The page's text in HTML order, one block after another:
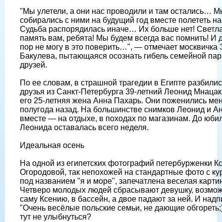
"Мы улетели, а они нас проводили и там остались…
собирались с ними на будущий год вместе полететь
Судьба распорядилась иначе… Их больше нет!
память вам, ребята! Мы будем всегда вас помнить! И
пор не могу в это поверить…", — отмечает москвичка
Бакулева, пытающаяся осознать гибель семейной
друзей.
По ее словам, в страшной трагедии в Египте
друзья из Санкт-Петербурга 39-летний Леонид
его 25-летняя жена Анна Пахарь. Они поженились
полугода назад. На большинстве снимков Леонид и
вместе — на отдыхе, в походах по магазинам. До
Леонида оставалась всего неделя.
Идеальная осень
На одной из египетских фотографий петербурженки
Огородовой, так непохожей на стандартные фото с
под названием "я и море", запечатлена веселая
Четверо молодых людей сбрасывают девушку,
саму Ксению, в бассейн, а двое падают за ней. И
"Очень весёлые польские семьи, не дающие
тут не улыбнуться?